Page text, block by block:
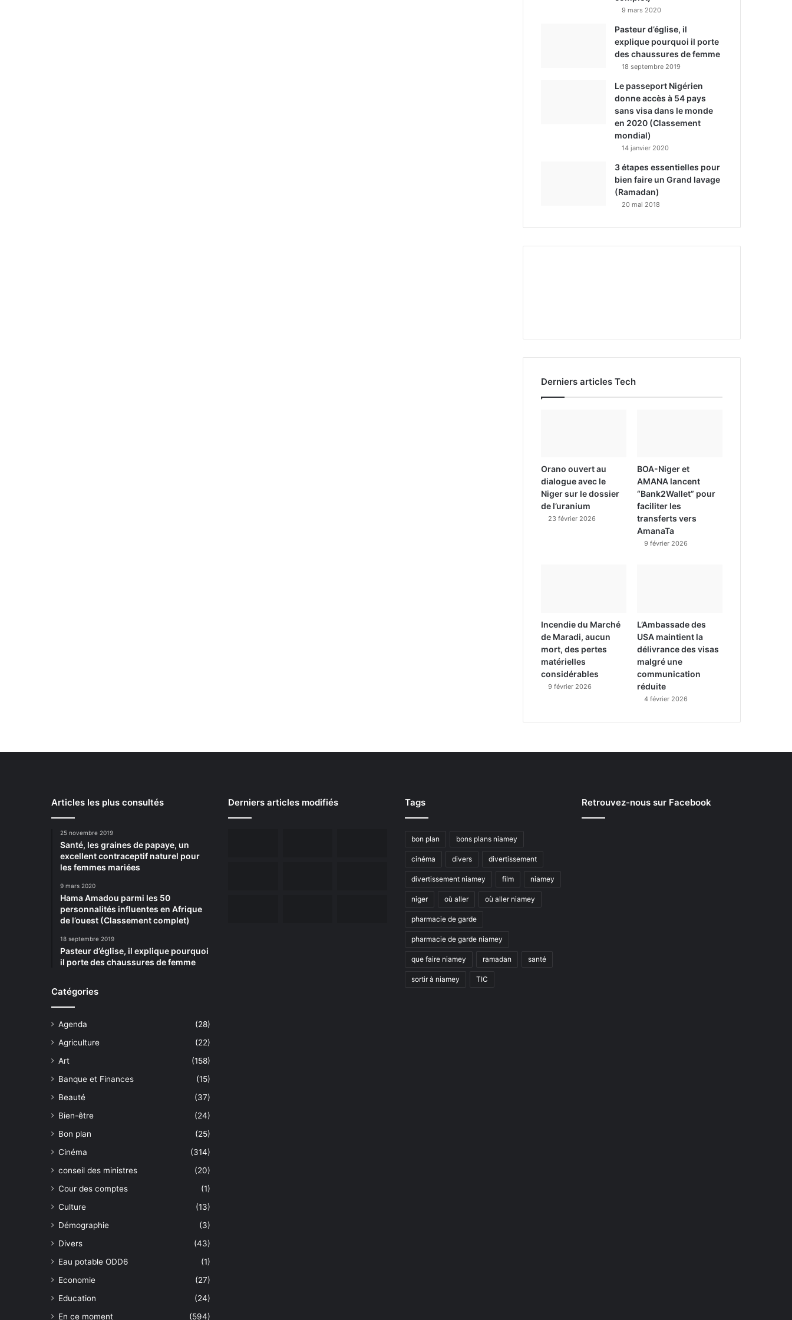
9 mars 2020
Pasteur d’église, il
explique pourquoi il porte
des chaussures de femme
18 septembre 2019
Le passeport Nigérien
donne accès à 54 pays
sans visa dans le monde
en 2020 (Classement
mondial)
14 janvier 2020
3 étapes essentielles pour
bien faire un Grand lavage
(Ramadan)
20 mai 2018
Derniers articles Tech
Orano ouvert au
dialogue avec le
Niger sur le dossier
de l’uranium
23 février 2026
BOA-Niger et
AMANA lancent
“Bank2Wallet” pour
faciliter les
transferts vers
AmanaTa
9 février 2026
Incendie du Marché
de Maradi, aucun
mort, des pertes
matérielles
considérables
9 février 2026
L’Ambassade des
USA maintient la
délivrance des visas
malgré une
communication
réduite
4 février 2026
Articles les plus consultés
25 novembre 2019
Santé, les graines de papaye, un
excellent contraceptif naturel pour
les femmes mariées
9 mars 2020
Hama Amadou parmi les 50
personnalités influentes en Afrique
de l’ouest (Classement complet)
18 septembre 2019
Pasteur d’église, il explique pourquoi
il porte des chaussures de femme
Catégories
Agenda
(28)
Agriculture
(22)
Art
(158)
Banque et Finances
(15)
Beauté
(37)
Bien-être
(24)
Bon plan
(25)
Cinéma
(314)
conseil des ministres
(20)
Cour des comptes
(1)
Culture
(13)
Démographie
(3)
Divers
(43)
Eau potable ODD6
(1)
Economie
(27)
Education
(24)
En ce moment
(594)
Derniers articles modifiés Tags
bon plan bons plans niamey
cinéma divers divertissement
divertissement niamey film niamey
niger où aller où aller niamey
pharmacie de garde
pharmacie de garde niamey
que faire niamey ramadan santé
sortir à niamey TIC
Retrouvez-nous sur Facebook